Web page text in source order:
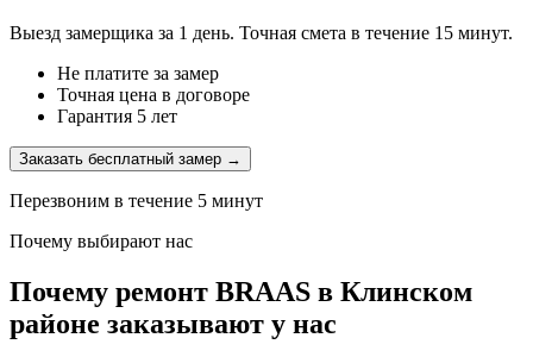
Выезд замерщика за 1 день. Точная смета в течение 15 минут.
Не платите за замер
Точная цена в договоре
Гарантия 5 лет
Заказать бесплатный замер →
Перезвоним в течение 5 минут
Почему выбирают нас
Почему ремонт BRAAS в Клинском
районе заказывают у нас